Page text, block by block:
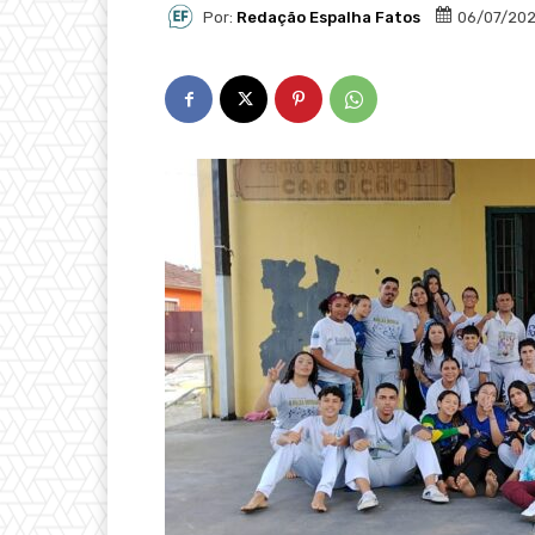
Por: Redação Espalha Fatos 06/07/